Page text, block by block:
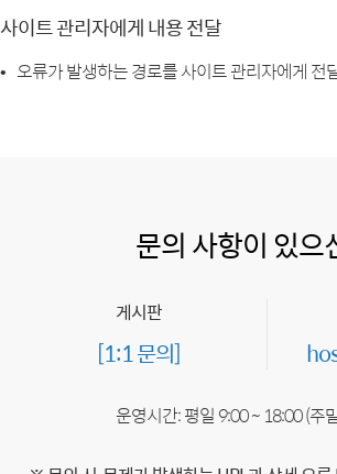
사이트 관리자에게 내용 전달
오류가 발생하는 경로를 사이트 관리자에게 전
문의 사항이 있으
게시판
[1:1 문의]
운영시간: 평일 9:00 ~ 18:00 (주